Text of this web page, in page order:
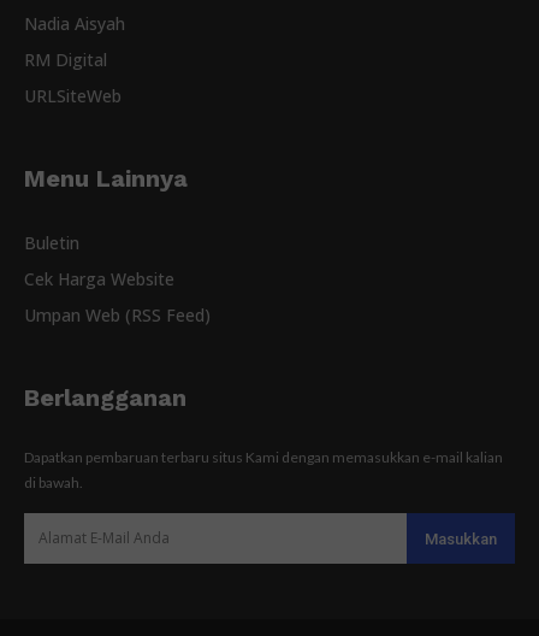
Nadia Aisyah
RM Digital
URLSiteWeb
Menu Lainnya
Buletin
Cek Harga Website
Umpan Web (RSS Feed)
Berlangganan
Dapatkan pembaruan terbaru situs Kami dengan memasukkan e-mail kalian
di bawah.